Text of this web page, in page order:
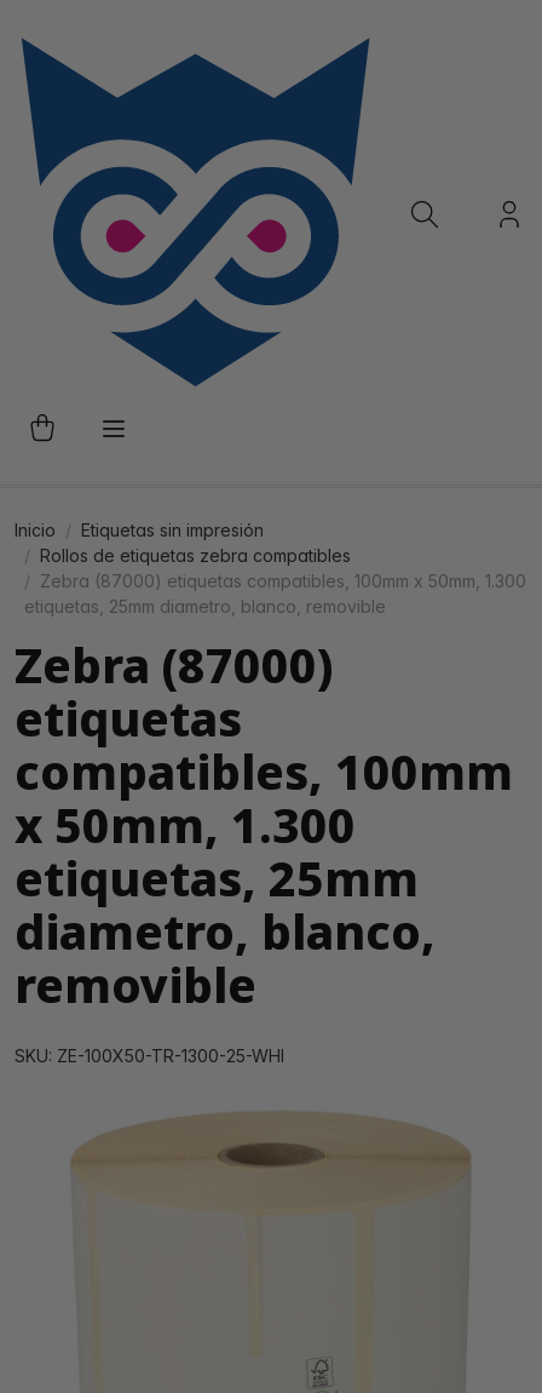
Inicio
Etiquetas sin impresión
Rollos de etiquetas zebra compatibles
Zebra (87000) etiquetas compatibles, 100mm x 50mm, 1.300
etiquetas, 25mm diametro, blanco, removible
Zebra (87000)
etiquetas
compatibles, 100mm
x 50mm, 1.300
etiquetas, 25mm
diametro, blanco,
removible
SKU: ZE-100X50-TR-1300-25-WHI